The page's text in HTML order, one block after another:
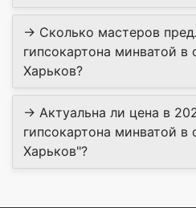
→ Сколько мастеров
гипсокартона минватой в
Харьков?
→ Актуальна ли цена в
гипсокартона минватой в
Харьков"?